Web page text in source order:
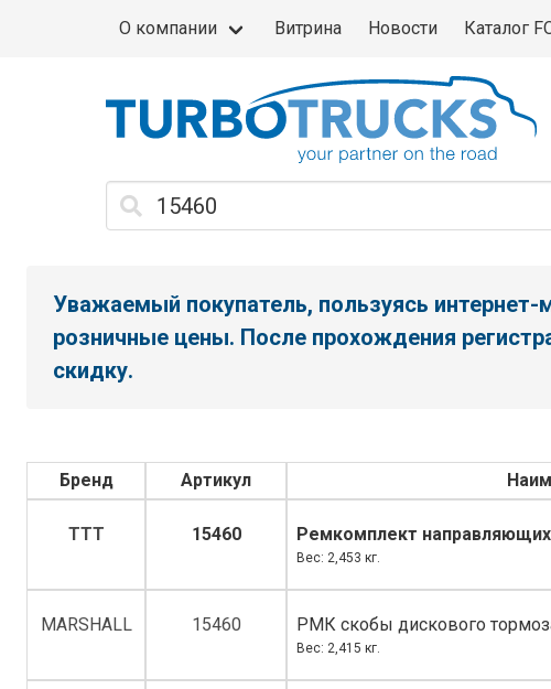
О компании Витрина Новости Каталог
Уважаемый покупатель, пользуясь
розничные цены. После прохождения
скидку.
Бренд Артикул
TTT 15460 Ремкомплект направляющих
Вес: 2,453 кг.
MARSHALL 15460 РМК скобы дискового
Вес: 2,415 кг.